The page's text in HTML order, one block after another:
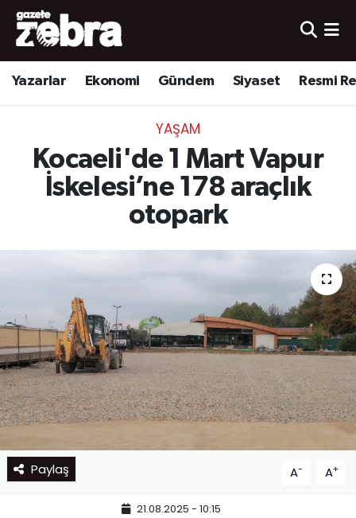
Yazarlar Ekonomi Gündem Siyaset Resmi
YAŞAM
Kocaeli'de 1 Mart Vapur
İskelesi’ne 178 araçlık
otopark
Paylaş A- A+
21.08.2025 - 10:15
Yazarlar
Ekonomi
Yerel
Nöbetçi Eczaneler
Hava Durumu
Süper Lig Puan Durumu ve Fikstür
Tüm Manşetler
Haber Arşivi